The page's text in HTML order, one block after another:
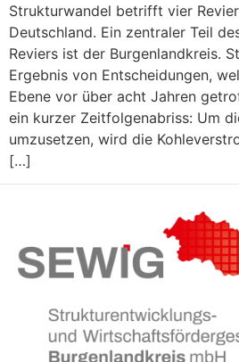
Strukturwandel betrifft vier
Deutschland. Ein zentraler Teil
Reviers ist der Burgenlandkreis.
Ergebnis von Entscheidungen,
Ebene vor über acht Jahren
ein kurzer Zeitfolgenabriss: Um
umzusetzen, wird die
[…]